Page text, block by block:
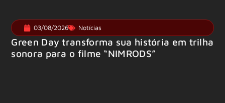
03/08/2026 Notícias
Green Day transforma sua história em trilha
sonora para o filme “NIMRODS”